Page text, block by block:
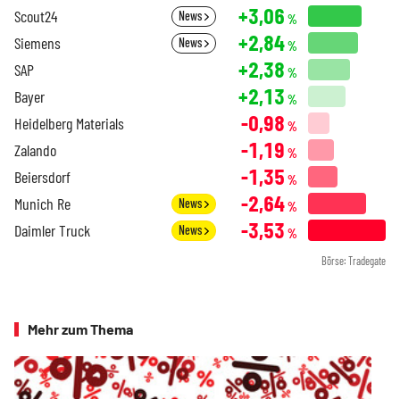
Scout24 News +3,06 %
Siemens News +2,84%
SAP +2,38 %
Bayer +2,13 %
Heidelberg Materials -0,98 %
Zalando -1,19 %
Beiersdorf -1,35 %
Munich Re News -2,64%
Daimler Truck News -3,53 %
Börse: Tradegate
Mehr zum Thema